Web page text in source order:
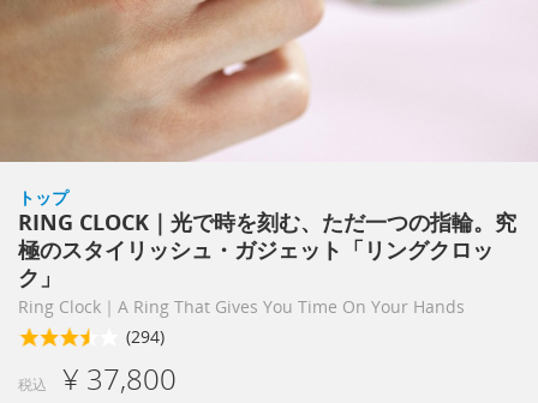
トップ
RING CLOCK｜光で時を刻む、ただ一つの指輪。究
極のスタイリッシュ・ガジェット「リングクロッ
ク」
Ring Clock｜A Ring That Gives You Time On Your Hands
(294)
税込 ¥ 37,800